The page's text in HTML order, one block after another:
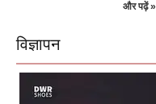
और पढ़ें »
विज्ञापन